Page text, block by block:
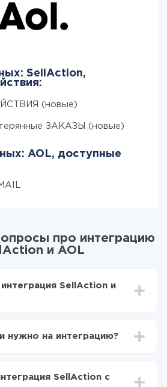
SellAction,
(новые)
ЗАКАЗЫ (новые)
AOL, доступные
про интеграцию
и AOL
SellAction и
данные передавать из
автоматически
SellAction в AOL
нужно на интеграцию?
от 5-ти до 30-минут. В
SellAction с